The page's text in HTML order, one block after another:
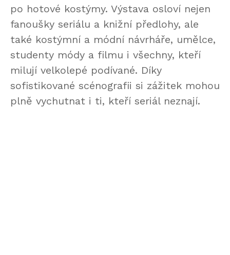
po hotové kostýmy. Výstava osloví nejen
fanoušky seriálu a knižní předlohy, ale
také kostýmní a módní návrháře, umělce,
studenty módy a filmu i všechny, kteří
milují velkolepé podívané. Díky
sofistikované scénografii si zážitek mohou
plně vychutnat i ti, kteří seriál neznají.